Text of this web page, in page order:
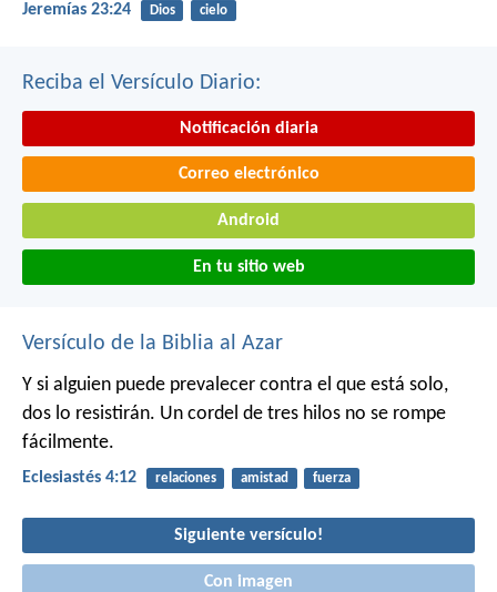
Jeremías 23:24 Dios cielo
Reciba el Versículo Diario:
Notificación diaria
Correo electrónico
Android
En tu sitio web
Versículo de la Biblia al Azar
Y si alguien puede prevalecer contra el que está solo,
dos lo resistirán. Un cordel de tres hilos no se rompe
fácilmente.
Eclesiastés 4:12 relaciones amistad fuerza
Siguiente versículo!
Con imagen